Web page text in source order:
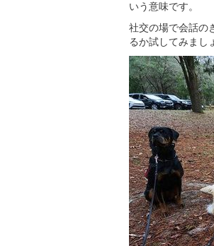
いう意味です。
社交の場で会話の
るか試してみまし